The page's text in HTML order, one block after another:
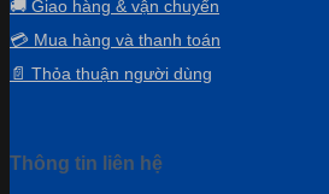
🚚 Giao hàng & vận chuyển
💳 Mua hàng và thanh toán
📄 Thỏa thuận người dùng
Thông tin liên hệ